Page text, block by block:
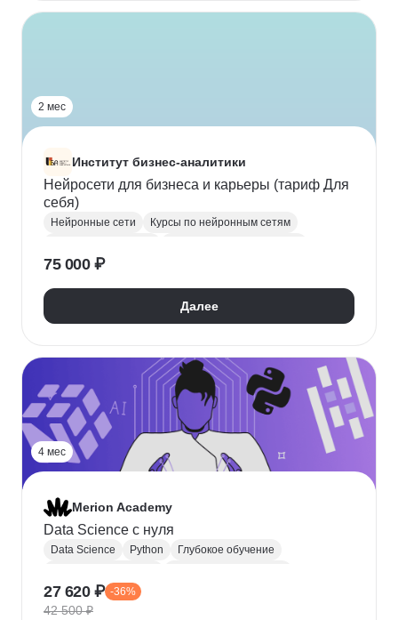
2 мес
Институт бизнес-аналитики
Нейросети для бизнеса и карьеры (тариф Для
себя)
Нейронные сети
Курсы по нейронным сетям
NLP
Обработка естественного языка
Аналитика данных
Дашборд ChatGPT
75 000 ₽
Далее
4 мес
Merion Academy
Data Science с нуля
Data Science Python
Глубокое обучение
Нейронные сети
Аналитика данных
27 620 ₽ -36%
42 500 ₽